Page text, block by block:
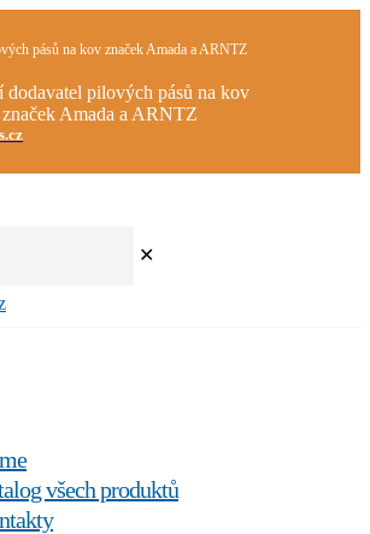
pásů na kov značek Amada a ARNTZ
dodavatel pilových pásů na kov
značek Amada a ARNTZ
✕
všech produktů